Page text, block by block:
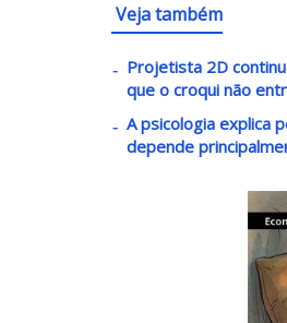
Veja também
Projetista 2D
que o croqui não
A psicologia explica
depende